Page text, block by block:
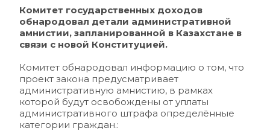
Комитет государственных доходов
обнародовал детали административной
амнистии, запланированной в Казахстане в
связи с новой Конституцией.
Комитет обнародовал информацию о том, что
проект закона предусматривает
административную амнистию, в рамках
которой будут освобождены от уплаты
административного штрафа определённые
категории граждан.: